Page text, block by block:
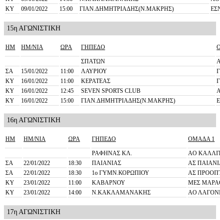
ΚΥ
09/01/2022 15:00 ΓΙΑΝ.ΔΗΜΗΤΡΙΑΔΗΣ(Ν.ΜΑΚΡΗΣ)
15η ΑΓΩΝΙΣΤΙΚΗ
ΗΜ ΗΜ/ΝΙΑ ΩΡΑ ΓΗΠΕΔΟ
ΣΠΑΤΩΝ
ΣΑ
15/01/2022 11:00 ΛΑΥΡΙΟΥ
ΚΥ
16/01/2022 11:00 ΚΕΡΑΤΕΑΣ
ΚΥ
16/01/2022 12:45 SEVEN SPORTS CLUB
ΚΥ
16/01/2022 15:00 ΓΙΑΝ.ΔΗΜΗΤΡΙΑΔΗΣ(Ν.ΜΑΚΡΗΣ)
16η ΑΓΩΝΙΣΤΙΚΗ
ΗΜ ΗΜ/ΝΙΑ ΩΡΑ ΓΗΠΕΔΟ ΟΜΑΔΑ 1
ΡΑΦΗΝΑΣ ΚΛ.
ΑΟ
ΣΑ
22/01/2022 18:30 ΠΑΙΑΝΙΑΣ
ΑΣ
ΣΑ
22/01/2022 18:30 1o ΓΥΜΝ.ΚΟΡΩΠΙΟΥ
ΑΣ
ΚΥ
23/01/2022 11:00 ΚΑΒΑΡΝΟΥ
ΜΕΣ
ΚΥ
23/01/2022 14:00 Ν.ΚΑΚΛΑΜΑΝΑΚΗΣ ΑΟ
17η ΑΓΩΝΙΣΤΙΚΗ